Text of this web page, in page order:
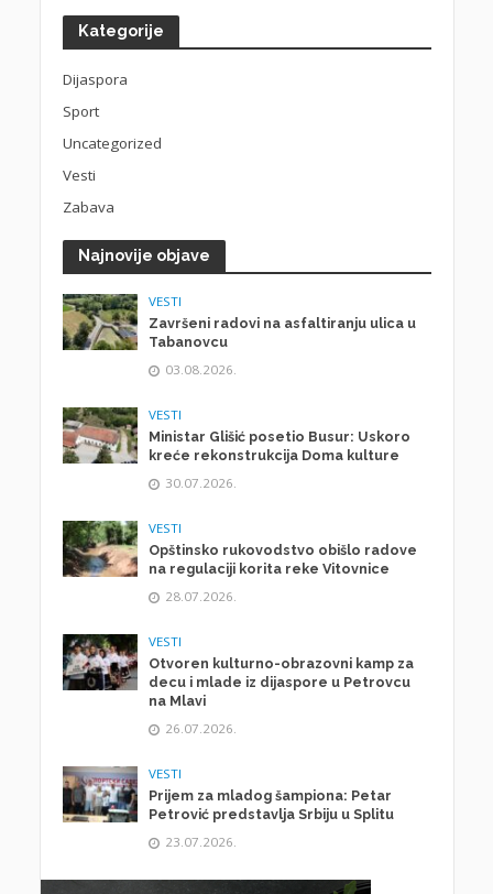
Kategorije
Dijaspora
Sport
Uncategorized
Vesti
Zabava
Najnovije objave
VESTI
Završeni radovi na asfaltiranju ulica u
Tabanovcu
03.08.2026.
VESTI
Ministar Glišić posetio Busur: Uskoro
kreće rekonstrukcija Doma kulture
30.07.2026.
VESTI
Opštinsko rukovodstvo obišlo radove
na regulaciji korita reke Vitovnice
28.07.2026.
VESTI
Otvoren kulturno-obrazovni kamp za
decu i mlade iz dijaspore u Petrovcu
na Mlavi
26.07.2026.
VESTI
Prijem za mladog šampiona: Petar
Petrović predstavlja Srbiju u Splitu
23.07.2026.